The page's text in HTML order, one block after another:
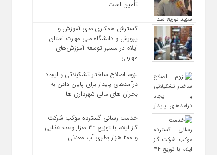
تأمین است
گسترش همکاری‌ های آموزش و
پرورش و دانشگاه ملی مهارت استان
ایلام در مسیر توسعه آموزش‌های
مهارتی
لزوم اصلاح ساختار تشکیلاتی و ایجاد
درآمدهای پایدار برای پایان دادن به
بحران‌ های مالی شهرداری‌ ها
خدمت رسانی گسترده موکب شرکت
گاز ایلام با توزیع ۳۴ هزار وعده غذایی
و ۲۰۰ هزار بطری آب معدنی